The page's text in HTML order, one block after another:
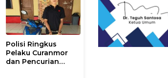
Polisi Ringkus
Pelaku Curanmor
dan Pencurian